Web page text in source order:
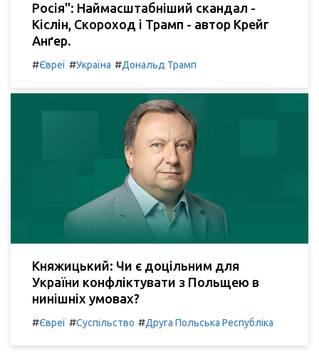
Росія": Наймасштабніший скандал -
Кіслін, Скороход і Трамп - автор Крейг
Анґер.
#Євреї #Україна #Дональд Трамп
Княжицький: Чи є доцільним для
України конфліктувати з Польщею в
нинішніх умовах?
#Євреї #Суспільство #Друга Польська Республіка